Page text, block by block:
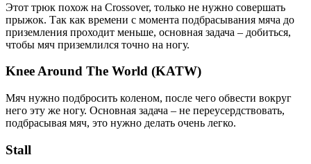
Этот трюк похож на Crossover, только не нужно совершать
прыжок. Так как времени с момента подбрасывания мяча до
приземления проходит меньше, основная задача – добиться,
чтобы мяч приземлился точно на ногу.
Knee Around The World (KATW)
Мяч нужно подбросить коленом, после чего обвести вокруг
него эту же ногу. Основная задача – не переусердствовать,
подбрасывая мяч, это нужно делать очень легко.
Stall